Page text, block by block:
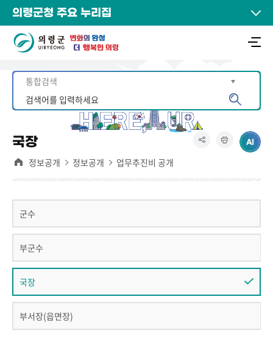
의령군청 주요 누리집
국장
정보공개 정보공개 업무추진비 공개
군수
부군수
국장
부서장(읍면장)